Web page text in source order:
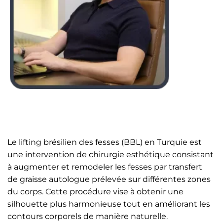
Le lifting brésilien des fesses (BBL) en Turquie est
une intervention de chirurgie esthétique consistant
à augmenter et remodeler les fesses par transfert
de graisse autologue prélevée sur différentes zones
du corps. Cette procédure vise à obtenir une
silhouette plus harmonieuse tout en améliorant les
contours corporels de manière naturelle.